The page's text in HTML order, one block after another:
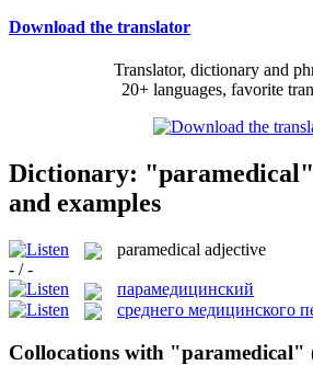
Download the translator
Translator, dictionary and
20+ languages, favorite
Dictionary:
and examples
paramedical adjective
- / -
парамедицинский
среднего медицинского
Collocations with "paramedical"